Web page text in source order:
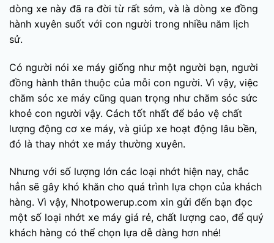
dòng xe này đã ra đời từ rất sớm, và là dòng xe đồng
hành xuyên suốt với con người trong nhiều năm lịch
sử.
Có người nói xe máy giống như một người bạn, người
đồng hành thân thuộc của mỗi con người. Vì vậy, việc
chăm sóc xe máy cũng quan trọng như chăm sóc sức
khoẻ con người vậy. Cách tốt nhất để bảo vệ chất
lượng động cơ xe máy, và giúp xe hoạt động lâu bền,
đó là thay nhớt xe máy thường xuyên.
Nhưng với số lượng lớn các loại nhớt hiện nay, chắc
hẳn sẽ gây khó khăn cho quá trình lựa chọn của khách
hàng. Vì vậy, Nhotpowerup.com xin gửi đến bạn đọc
một số loại nhớt xe máy giá rẻ, chất lượng cao, để quý
khách hàng có thể chọn lựa dễ dàng hơn nhé!